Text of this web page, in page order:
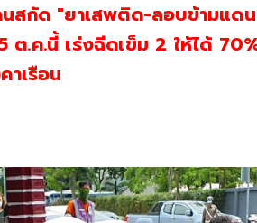
สกัด "ยาเสพติด-ลอบข้ามแด
ต.ค.นี้ เร่งฉีดเข็ม 2 ให้ได้
าเรือน